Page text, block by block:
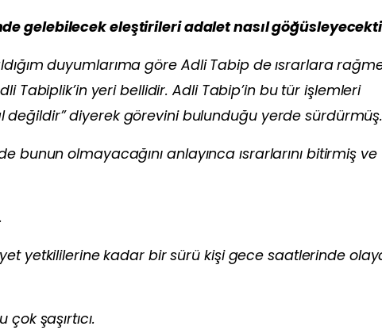
gelebilecek eleştirileri adalet nasıl
duyumlarıma göre Adli Tabip de ısrarlara
Tabiplik’in yeri bellidir. Adli Tabip’in bu tür işlemleri
değildir” diyerek görevini bulunduğu yerde sürdürmüş.
bunun olmayacağını anlayınca ısrarlarını bitirmiş ve
yetkililerine kadar bir sürü kişi gece saatlerinde
şaşırtıcı.